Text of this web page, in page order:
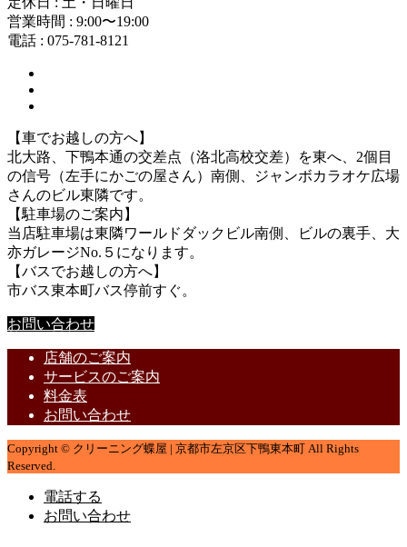
営業時間 : 9:00〜19:00
電話 : 075-781-8121
【車でお越しの方へ】
北大路、下鴨本通の交差点（洛北高校交差）を東へ、2個目
の信号（左手にかごの屋さん）南側、ジャンボカラオケ広場
さんのビル東隣です。
【駐車場のご案内】
当店駐車場は東隣ワールドダックビル南側、ビルの裏手、大
亦ガレージNo.５になります。
【バスでお越しの方へ】
市バス東本町バス停前すぐ。
お問い合わせ
店舗のご案内
サービスのご案内
料金表
お問い合わせ
Copyright © クリーニング蝶屋 | 京都市左京区下鴨東本町 All Rights
Reserved.
電話する
お問い合わせ